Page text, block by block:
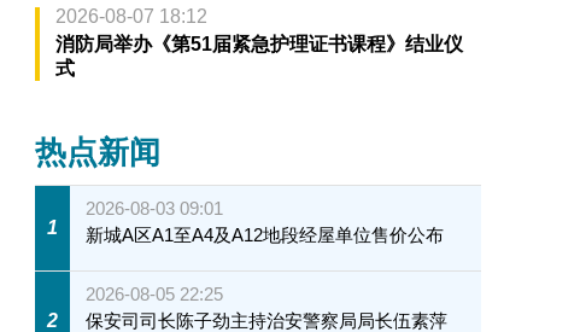
2026-08-07 18:12
消防局举办《第51届紧急护理证书课程》结业仪
式
热点新闻
1
2026-08-03 09:01
新城A区A1至A4及A12地段经屋单位售价公布
2
2026-08-05 22:25
保安司司长陈子劲主持治安警察局局长伍素萍